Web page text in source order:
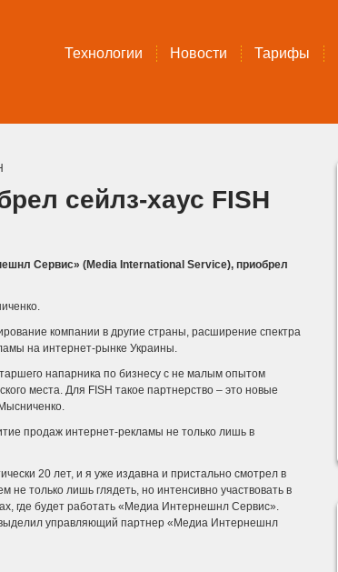
Технологии Новости Тарифы
сейлз-хаус FISH
Сервис» (Media International Service), приобрел
компании в другие страны, расширение спектра
на интернет-рынке Украины.
напарника по бизнесу с не малым опытом
места. Для FISH такое партнерство – это новые
продаж интернет-рекламы не только лишь в
20 лет, и я уже издавна и пристально смотрел в
только лишь глядеть, но интенсивно участвовать в
где будет работать «Медиа Интернешнл Сервис».
выделил управляющий партнер «Медиа Интернешнл